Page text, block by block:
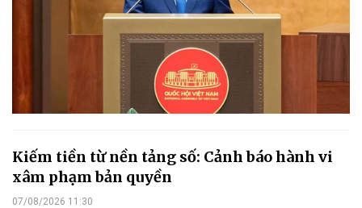
Kiếm tiền từ nền tảng số: Cảnh báo hành vi
xâm phạm bản quyền
07/08/2026 11:30